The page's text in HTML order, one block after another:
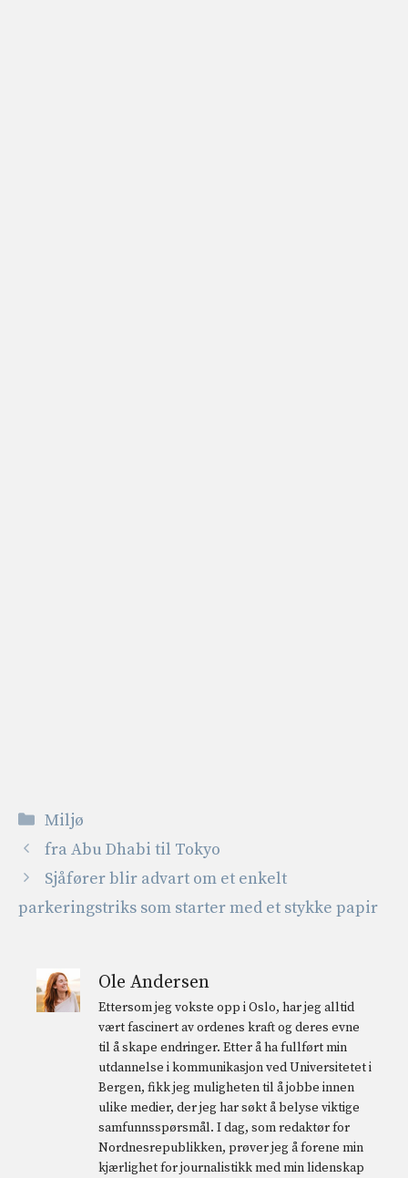
Kategorier
Miljø
fra Abu Dhabi til Tokyo
Sjåfører blir advart om et enkelt
parkeringstriks som starter med et stykke papir
Ole Andersen
Ettersom jeg vokste opp i Oslo, har jeg alltid
vært fascinert av ordenes kraft og deres evne
til å skape endringer. Etter å ha fullført min
utdannelse i kommunikasjon ved Universitetet i
Bergen, fikk jeg muligheten til å jobbe innen
ulike medier, der jeg har søkt å belyse viktige
samfunnsspørsmål. I dag, som redaktør for
Nordnesrepublikken, prøver jeg å forene min
kjærlighet for journalistikk med min lidenskap